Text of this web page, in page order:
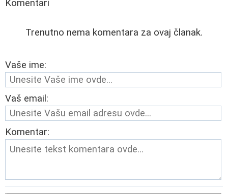
Komentari
Trenutno nema komentara za ovaj članak.
Vaše ime:
Vaš email:
Komentar: